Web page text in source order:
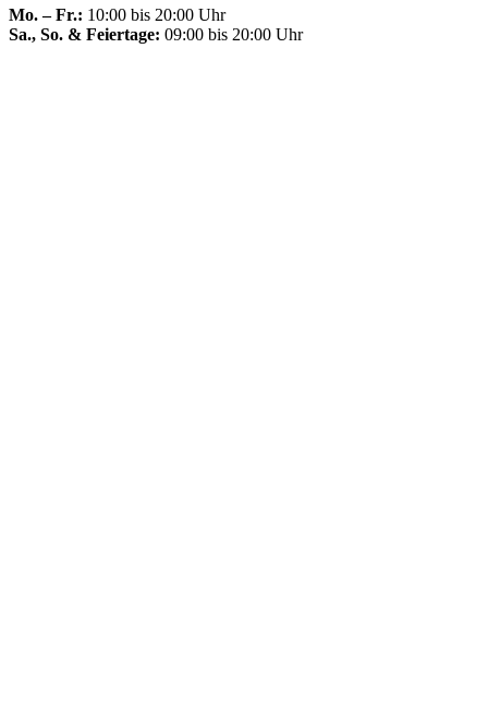
Mo. – Fr.: 10:00 bis 20:00 Uhr
Sa., So. & Feiertage: 09:00 bis 20:00 Uhr